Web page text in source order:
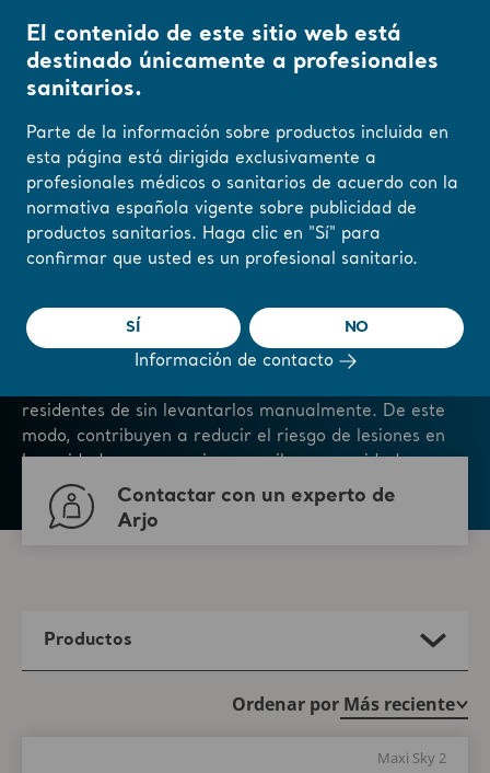
Cambie su región o
idioma aquí
Grúas de techo
está diseñada para integrarse en su entorno de
cuidado y, así, ofrecer una experiencia cómoda y
digna a todas las personas implicadas. Las grúas de
residentes de sin levantarlos manualmente. De este
modo, contribuyen a reducir el riesgo de lesiones en
Contactar con un experto de
Arjo
Productos
Ordenar por
Maxi Sky 2
El contenido de este sitio web está
destinado únicamente a profesionales
sanitarios.
Parte de la información sobre productos incluida en
esta página está dirigida exclusivamente a
profesionales médicos o sanitarios de acuerdo con la
normativa española vigente sobre publicidad de
productos sanitarios. Haga clic en "Sí" para
confirmar que usted es un profesional sanitario.
SÍ NO
Información de contacto